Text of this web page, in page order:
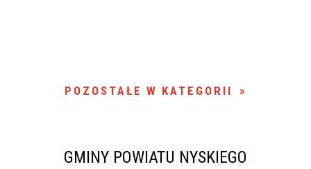
POZOSTAŁE W KATEGORII
GMINY POWIATU NYSKIEGO